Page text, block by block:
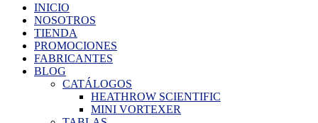
INICIO
NOSOTROS
TIENDA
PROMOCIONES
FABRICANTES
BLOG
CATÁLOGOS
HEATHROW SCIENTIFIC
MINI VORTEXER